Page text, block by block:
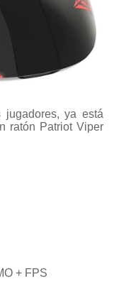
jugadores, ya está
ratón Patriot Viper
+ FPS